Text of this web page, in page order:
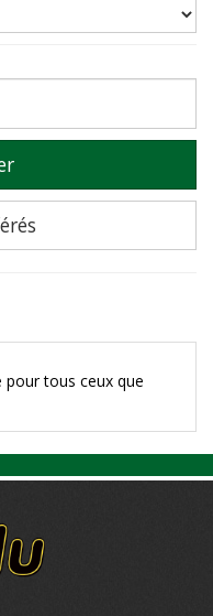
pour tous ceux que